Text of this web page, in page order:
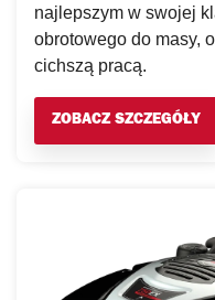
najlepszym w swojej
obrotowego do masy,
cichszą pracą.
ZOBACZ SZCZEGÓŁY